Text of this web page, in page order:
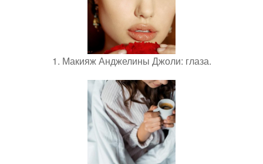
1. Макияж Анджелины Джоли: глаза.